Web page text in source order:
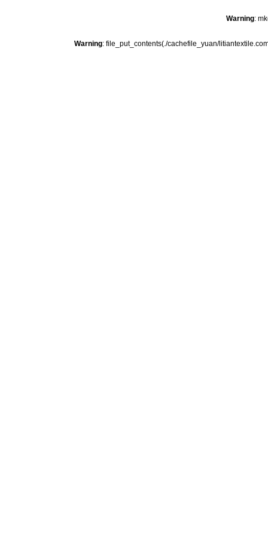
Warning:
Warning: file_put_contents(./cachefile_yuan/